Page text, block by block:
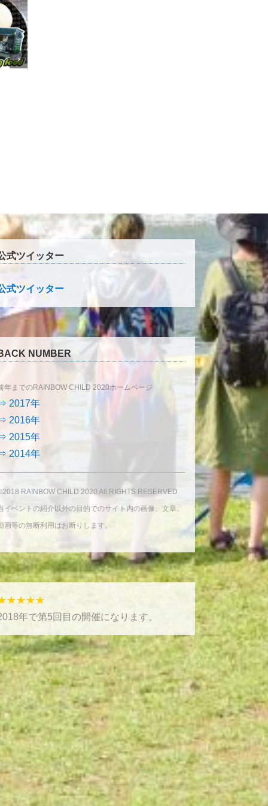
式ツイッター
式ツイッター
NUMBER
年までのRAINBOW CHILD 2020ホームページ
2017年
2016年
2015年
2014年
RAINBOW CHILD 2020 All RIGHTS RESERVED
イベントの紹介以外の目的でのサイト内の画像、文章、
画等の無断利用はお断りします。
年で第5回目の開催になります。